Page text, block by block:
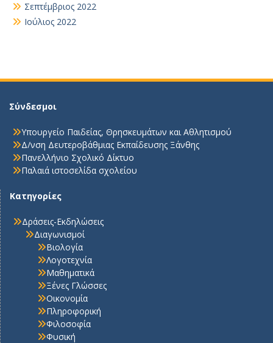
Σεπτέμβριος 2022
Ιούλιος 2022
Σύνδεσμοι
Υπουργείο Παιδείας, Θρησκευμάτων και Αθλητισμού
Δ/νση Δευτεροβάθμιας Εκπαίδευσης Ξάνθης
Πανελλήνιο Σχολικό Δίκτυο
Παλαιά ιστοσελίδα σχολείου
Κατηγορίες
Δράσεις-Εκδηλώσεις
Διαγωνισμοί
Βιολογία
Λογοτεχνία
Μαθηματικά
Ξένες Γλώσσες
Οικονομία
Πληροφορική
Φιλοσοφία
Φυσική